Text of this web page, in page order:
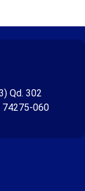
Qd. 302
74275-060